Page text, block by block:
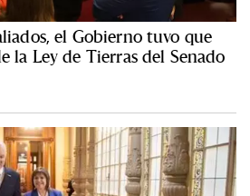
el Gobierno tuvo que
la Ley de Tierras del Senado